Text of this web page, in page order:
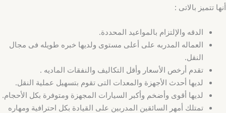
أنها تتميز بالاتى :
الدقه والإلتزام بالمواعيد المحددة.
العماله المدربه على أعلى مستوى ولديها خبره طويله فى مجال
النقل.
تقدم أرخص الأسعار وأقل التكاليف والنفقات الماديه .
لديها أحدث الأجهزة والمعدات التى تقوم بتسهيل عملية النقل.
لديها أقوى وأضخم وأكبر السيارات المجهزة ومتوفرة بكل الأحجام.
تمتلك أمهر السائقين المدربين على القيادة بكل احترافية ومهاره